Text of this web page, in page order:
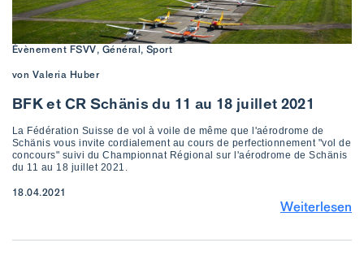
Évènement FSVV, Général, Sport
von Valeria Huber
BFK et CR Schänis du 11 au 18 juillet 2021
La Fédération Suisse de vol à voile de même que l'aérodrome de
Schänis vous invite cordialement au cours de perfectionnement "vol de
concours" suivi du Championnat Régional sur l'aérodrome de Schänis
du 11 au 18 juillet 2021.
18.04.2021
Weiterlesen